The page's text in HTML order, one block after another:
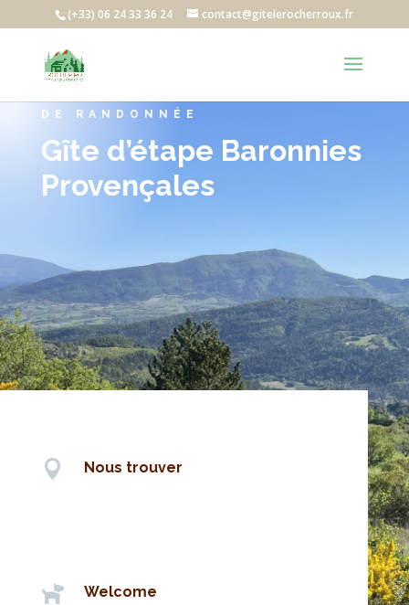
(+33) 06 24 33 36 24 contact@gitelerocherroux.fr
DE RANDONNÉE
Gîte d’étape Baronnies
Provençales
 Nous trouver
 Welcome